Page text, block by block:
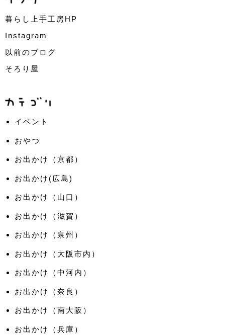
暮らし上手工房HP
Instagram
以前のブログ
そろり屋
イベント
おやつ
お出かけ（京都）
お出かけ(広島)
お出かけ（山口）
お出かけ（滋賀）
お出かけ（泉州）
お出かけ（大阪市内）
お出かけ（中河内）
お出かけ（奈良）
お出かけ（南大阪）
お出かけ（兵庫）